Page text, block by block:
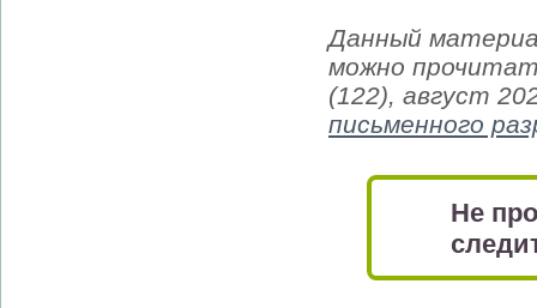
Данный
можно
(122), август
письменного
Не